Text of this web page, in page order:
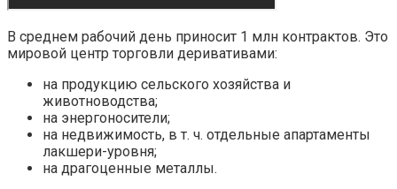
В среднем рабочий день приносит 1 млн контрактов. Это
мировой центр торговли деривативами:
на продукцию сельского хозяйства и
животноводства;
на энергоносители;
на недвижимость, в т. ч. отдельные апартаменты
лакшери-уровня;
на драгоценные металлы.